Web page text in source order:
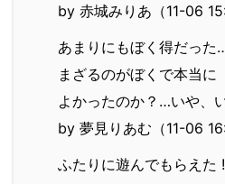
by 赤城みりあ（11-06
あまりにもぼく得だった…
まざるのがぼくで本当に
よかったのか？…いや、
by 夢見りあむ（11-06
ふたりに遊んでもらえた !